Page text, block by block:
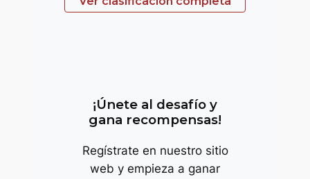
¡Únete al desafío y
gana recompensas!
Regístrate en nuestro sitio
web y empieza a ganar